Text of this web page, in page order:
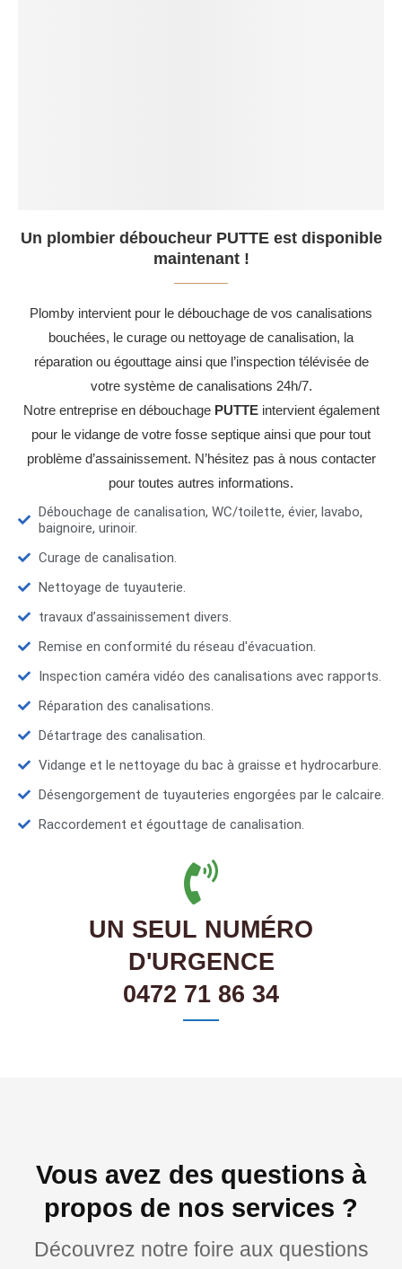
Un plombier déboucheur PUTTE est disponible
maintenant !
Plomby intervient pour le débouchage de vos canalisations
bouchées, le curage ou nettoyage de canalisation, la
réparation ou égouttage ainsi que l’inspection télévisée de
votre système de canalisations 24h/7.
Notre entreprise en débouchage PUTTEintervient également
pour le vidange de votre fosse septique ainsi que pour tout
problème d’assainissement. N’hésitez pas à nous contacter
pour toutes autres informations.
Débouchage de canalisation, WC/toilette, évier, lavabo,
baignoire, urinoir.
Curage de canalisation.
Nettoyage de tuyauterie.
travaux d’assainissement divers.
Remise en conformité du réseau d'évacuation.
Inspection caméra vidéo des canalisations avec rapports.
Réparation des canalisations.
Détartrage des canalisation.
Vidange et le nettoyage du bac à graisse et hydrocarbure.
Désengorgement de tuyauteries engorgées par le calcaire.
Raccordement et égouttage de canalisation.
UN SEUL NUMÉRO
D'URGENCE
0472 71 86 34
Vous avez des questions à
propos de nos services ?
Découvrez notre foire aux questions